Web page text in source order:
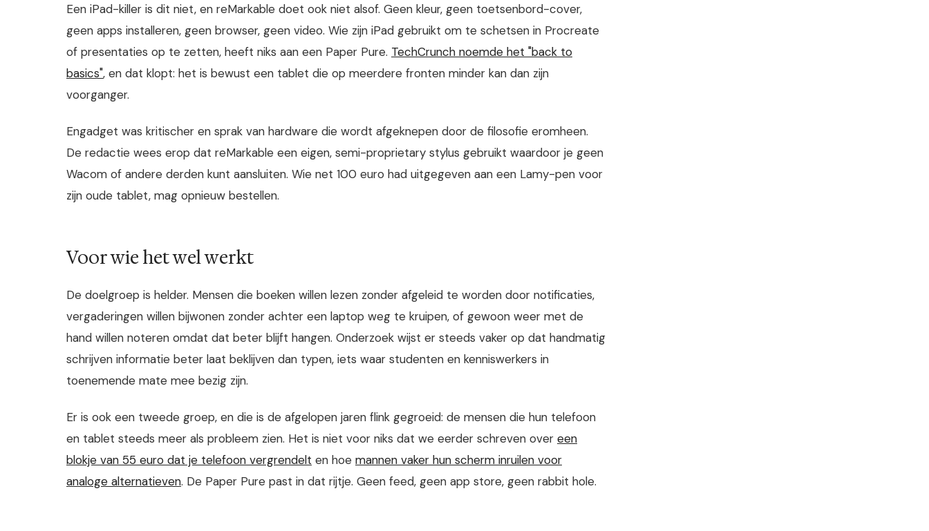
Een iPad-killer is dit niet, en reMarkable doet ook niet alsof. Geen kleur, geen toetsenbord-cover,
geen apps installeren, geen browser, geen video. Wie zijn iPad gebruikt om te schetsen in Procreate
of presentaties op te zetten, heeft niks aan een Paper Pure. TechCrunch noemde het "back to
basics", en dat klopt: het is bewust een tablet die op meerdere fronten minder kan dan zijn
voorganger.
Engadget was kritischer en sprak van hardware die wordt afgeknepen door de filosofie eromheen.
De redactie wees erop dat reMarkable een eigen, semi-proprietary stylus gebruikt waardoor je geen
Wacom of andere derden kunt aansluiten. Wie net 100 euro had uitgegeven aan een Lamy-pen voor
zijn oude tablet, mag opnieuw bestellen.
Voor wie het wel werkt
De doelgroep is helder. Mensen die boeken willen lezen zonder afgeleid te worden door notificaties,
vergaderingen willen bijwonen zonder achter een laptop weg te kruipen, of gewoon weer met de
hand willen noteren omdat dat beter blijft hangen. Onderzoek wijst er steeds vaker op dat handmatig
schrijven informatie beter laat beklijven dan typen, iets waar studenten en kenniswerkers in
toenemende mate mee bezig zijn.
Er is ook een tweede groep, en die is de afgelopen jaren flink gegroeid: de mensen die hun telefoon
en tablet steeds meer als probleem zien. Het is niet voor niks dat we eerder schreven over een
blokje van 55 euro dat je telefoon vergrendelt en hoe mannen vaker hun scherm inruilen voor
analoge alternatieven. De Paper Pure past in dat rijtje. Geen feed, geen app store, geen rabbit hole.